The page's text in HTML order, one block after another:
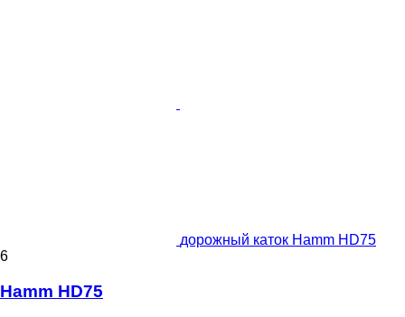
дорожный каток Hamm HD75
6
Hamm HD75